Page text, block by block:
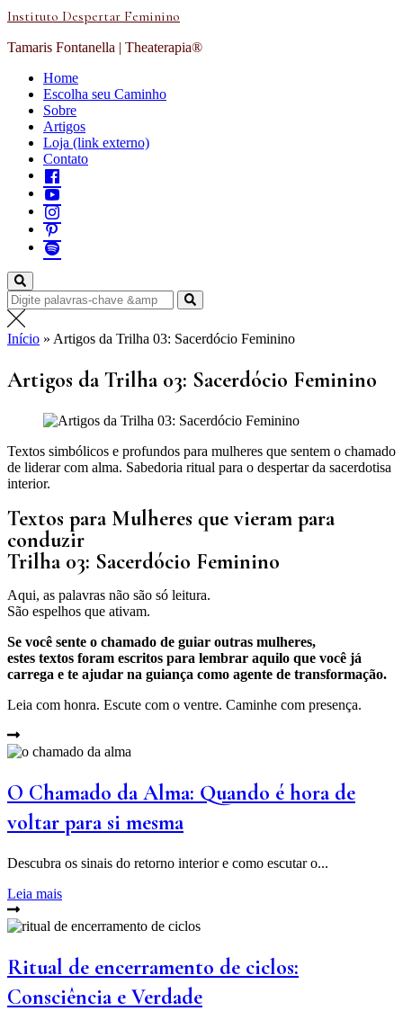
Ir
conteúdo
Instituto Despertar Feminino
Tamaris Fontanella | Theaterapia®
Home
Escolha seu Caminho
Sobre
Artigos
Loja (link externo)
Contato
Procurar
por:
Início » Artigos da Trilha 03: Sacerdócio Feminino
Artigos da Trilha 03: Sacerdócio Feminino
Textos simbólicos e profundos para mulheres que sentem o chamado
de liderar com alma. Sabedoria ritual para o despertar da sacerdotisa
interior.
Textos para Mulheres que vieram para
conduzir
Trilha 03: Sacerdócio Feminino
Aqui, as palavras não são só leitura.
São espelhos que ativam.
Se você sente o chamado de guiar outras mulheres,
estes textos foram escritos para lembrar aquilo que você já
carrega e te ajudar na guiança como agente de transformação.
Leia com honra. Escute com o ventre. Caminhe com presença.
O Chamado da Alma: Quando é hora de
voltar para si mesma
Descubra os sinais do retorno interior e como escutar o...
Leia mais
Ritual de encerramento de ciclos:
Consciência e Verdade